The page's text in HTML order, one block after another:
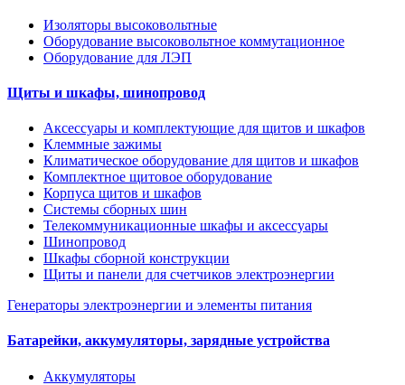
Изоляторы высоковольтные
Оборудование высоковольтное коммутационное
Оборудование для ЛЭП
Щиты и шкафы, шинопровод
Аксессуары и комплектующие для щитов и шкафов
Клеммные зажимы
Климатическое оборудование для щитов и шкафов
Комплектное щитовое оборудование
Корпуса щитов и шкафов
Системы сборных шин
Телекоммуникационные шкафы и аксессуары
Шинопровод
Шкафы сборной конструкции
Щиты и панели для счетчиков электроэнергии
Генераторы электроэнергии и элементы питания
Батарейки, аккумуляторы, зарядные устройства
Аккумуляторы